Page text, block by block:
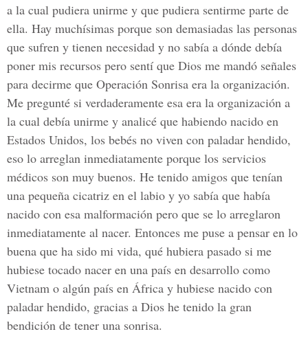
a la cual pudiera unirme y que pudiera sentirme parte de
ella. Hay muchísimas porque son demasiadas las personas
que sufren y tienen necesidad y no sabía a dónde debía
poner mis recursos pero sentí que Dios me mandó señales
para decirme que Operación Sonrisa era la organización.
Me pregunté si verdaderamente esa era la organización a
la cual debía unirme y analicé que habiendo nacido en
Estados Unidos, los bebés no viven con paladar hendido,
eso lo arreglan inmediatamente porque los servicios
médicos son muy buenos. He tenido amigos que tenían
una pequeña cicatriz en el labio y yo sabía que había
nacido con esa malformación pero que se lo arreglaron
inmediatamente al nacer. Entonces me puse a pensar en lo
buena que ha sido mi vida, qué hubiera pasado si me
hubiese tocado nacer en una país en desarrollo como
Vietnam o algún país en África y hubiese nacido con
paladar hendido, gracias a Dios he tenido la gran
bendición de tener una sonrisa.